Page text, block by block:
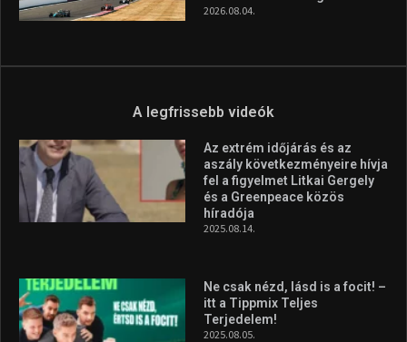
2026.08.04.
A legfrissebb videók
Az extrém időjárás és az
aszály következményeire hívja
fel a figyelmet Litkai Gergely
és a Greenpeace közös
híradója
2025.08.14.
Ne csak nézd, lásd is a focit! –
itt a Tippmix Teljes
Terjedelem!
2025.08.05.